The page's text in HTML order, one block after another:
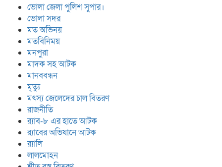
ভোলা জেলা পুলিশ সুপার।
ভোলা সদর
মত অভিনয়
মতবিনিময়
মনপুরা
মাদক সহ আটক
মানববন্ধন
মৃত্যু
মৎস্য জেলেদের চাল বিতরণ
রাজনীতি
র‍্যাব-৮ এর হাতে আটক
র‍্যাবের অভিযানে আটক
র‍্যালি
লালমোহন